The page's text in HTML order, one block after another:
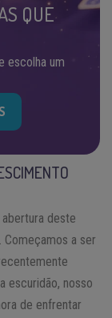
QUE
escolha um
deste
Começamos a ser
escuridão, nosso
de enfrentar